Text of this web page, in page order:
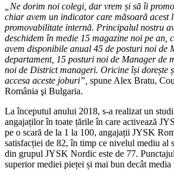
„Ne dorim noi colegi, dar vrem și să îi
chiar avem un indicator care măsoară acest
promovabilitate internă. Principalul nostru
deschidem în medie 15 magazine noi pe an,
avem disponibile anual 45 de posturi noi de
departament, 15 posturi noi de Manager de
noi de District manageri. Oricine își dorește
accesa aceste joburi” spune Alex Bratu,
România şi Bulgaria.
La începutul anului 2018, s-a realizat un
angajaților în toate țările în care activează
pe o scară de la 1 la 100, angajații JYSK
satisfacției de 82, în timp ce nivelul mediu al
din grupul JYSK Nordic este de 77.
superior mediei pieței și mai bun decât media